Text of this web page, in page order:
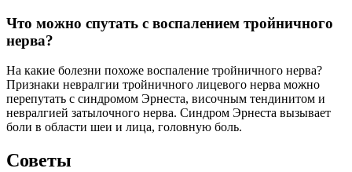
Что можно спутать с воспалением тройничного
нерва?
На какие болезни похоже воспаление тройничного нерва?
Признаки невралгии тройничного лицевого нерва можно
перепутать с синдромом Эрнеста, височным тендинитом и
невралгией затылочного нерва. Синдром Эрнеста вызывает
боли в области шеи и лица, головную боль.
Советы